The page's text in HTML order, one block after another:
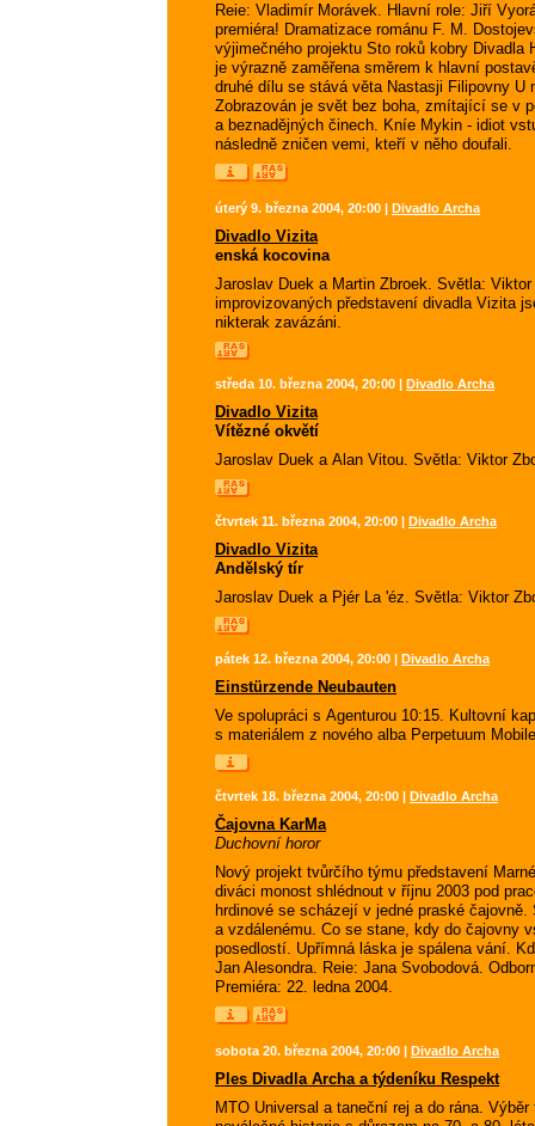
Reie: Vladimír Morávek. Hlavní role: Jiří
premiéra! Dramatizace románu F. M.
výjimečného projektu Sto roků kobry Divadla
je výrazně zaměřena směrem k hlavní
druhé dílu se stává věta Nastasji Filipovny U
Zobrazován je svět bez boha, zmítající se v
a beznadějných činech. Kníe Mykin - idiot
následně zničen vemi, kteří v něho doufali.
úterý 9. března 2004, 20:00 | Divadlo Archa
Divadlo Vizita
enská kocovina
Jaroslav Duek a Martin Zbroek. Světla:
improvizovaných představení divadla Vizita
nikterak zavázáni.
středa 10. března 2004, 20:00 | Divadlo Archa
Divadlo Vizita
Vítězné okvětí
Jaroslav Duek a Alan Vitou. Světla: Viktor
čtvrtek 11. března 2004, 20:00 | Divadlo Archa
Divadlo Vizita
Andělský tír
Jaroslav Duek a Pjér La 'éz. Světla: Viktor
pátek 12. března 2004, 20:00 | Divadlo Archa
Einstürzende Neubauten
Ve spolupráci s Agenturou 10:15. Kultovní
s materiálem z nového alba Perpetuum
čtvrtek 18. března 2004, 20:00 | Divadlo Archa
Čajovna KarMa
Duchovní horor
Nový projekt tvůrčího týmu představení
diváci monost shlédnout v říjnu 2003 pod
hrdinové se scházejí v jedné praské
a vzdálenému. Co se stane, kdy do čajovny
posedlostí. Upřímná láska je spálena vání.
Jan Alesondra. Reie: Jana Svobodová.
Premiéra: 22. ledna 2004.
sobota 20. března 2004, 20:00 | Divadlo Archa
Ples Divadla Archa a týdeníku Respekt
MTO Universal a taneční rej a do rána. Výběr